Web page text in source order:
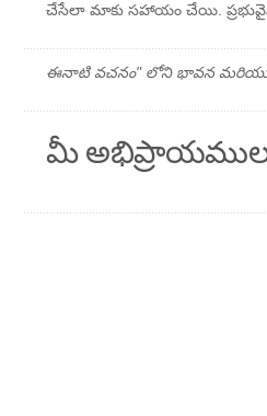
చేసేలా మాకు సహాయం చేయి.
ఈనాటి వచనం" లోని భావన మరియు
మీ